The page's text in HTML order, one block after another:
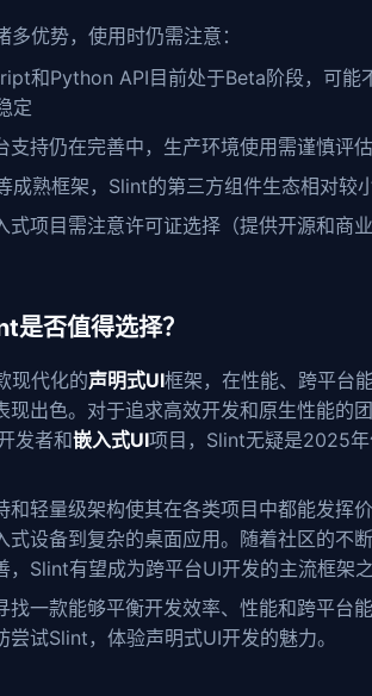
多优势，使用时仍需注意：
和Python API目前处于Beta阶段，可能
定
支持仍在完善中，生产环境使用需谨慎评估
成熟框架，Slint的第三方组件生态相对较
式项目需注意许可证选择（提供开源和商
是否值得选择？
现代化的声明式UI框架，在性能、跨平台
现出色。对于追求高效开发和原生性能的
发者和嵌入式UI项目，Slint无疑是2025
和轻量级架构使其在各类项目中都能发挥
式设备到复杂的桌面应用。随着社区的不
，Slint有望成为跨平台UI开发的主流框架
找一款能够平衡开发效率、性能和跨平台
尝试Slint，体验声明式UI开发的魅力。